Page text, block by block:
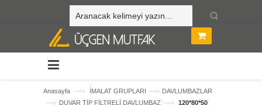
Anasayfa —› İMALAT GRUPLARI —› DAVLUMBAZLAR
—› DUVAR TİP FİLTRELİ DAVLUMBAZ —›
120*80*50